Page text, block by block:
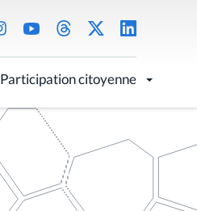
Participation citoyenne